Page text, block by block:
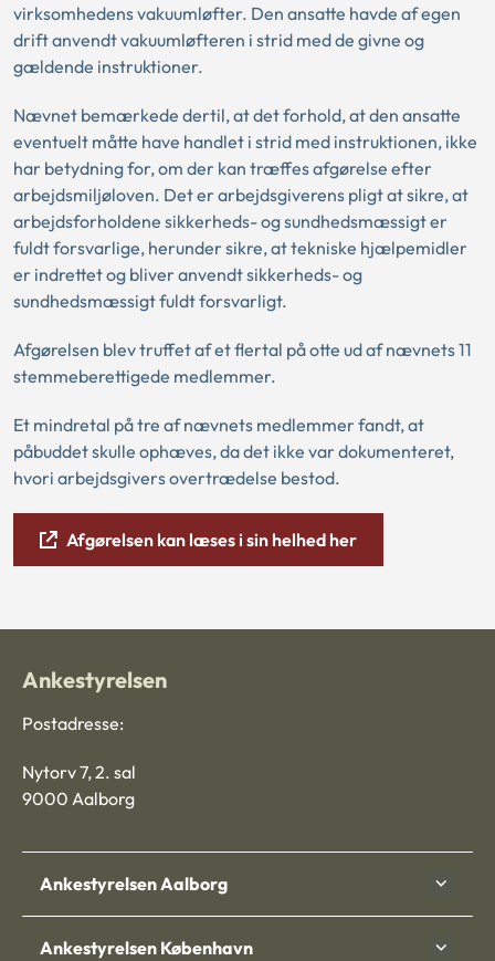
virksomhedens vakuumløfter. Den ansatte havde af egen
drift anvendt vakuumløfteren i strid med de givne og
gældende instruktioner.
Nævnet bemærkede dertil, at det forhold, at den ansatte
eventuelt måtte have handlet i strid med instruktionen, ikke
har betydning for, om der kan træffes afgørelse efter
arbejdsmiljøloven. Det er arbejdsgiverens pligt at sikre, at
arbejdsforholdene sikkerheds- og sundhedsmæssigt er
fuldt forsvarlige, herunder sikre, at tekniske hjælpemidler
er indrettet og bliver anvendt sikkerheds- og
sundhedsmæssigt fuldt forsvarligt.
Afgørelsen blev truffet af et flertal på otte ud af nævnets 11
stemmeberettigede medlemmer.
Et mindretal på tre af nævnets medlemmer fandt, at
påbuddet skulle ophæves, da det ikke var dokumenteret,
hvori arbejdsgivers overtrædelse bestod.
Afgørelsen kan læses i sin helhed her
Ankestyrelsen
Postadresse:
Nytorv 7, 2. sal
9000 Aalborg
Ankestyrelsen Aalborg
Ankestyrelsen København